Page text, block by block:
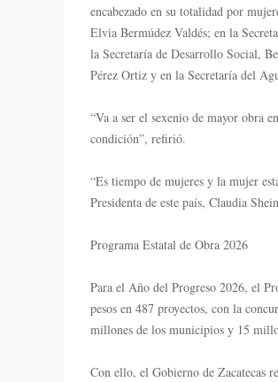
encabezado en su totalidad por
Elvia Bermúdez Valdés; en la
la Secretaría de Desarrollo Social,
Pérez Ortiz y en la Secretaría del
“Va a ser el sexenio de mayor obra
condición”, refirió.
“Es tiempo de mujeres y la mujer
Presidenta de este país, Claudia
Programa Estatal de Obra 2026
Para el Año del Progreso 2026, el
pesos en 487 proyectos, con la
millones de los municipios y 15
Con ello, el Gobierno de Zacatecas